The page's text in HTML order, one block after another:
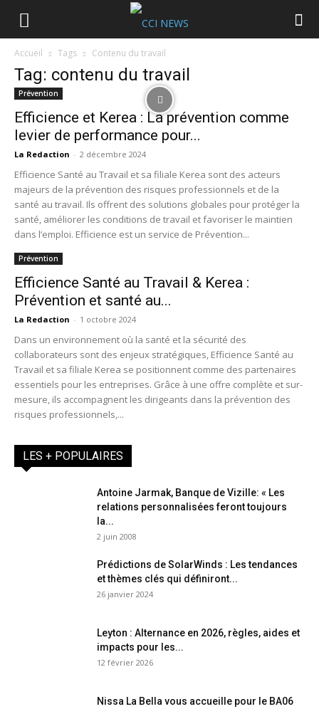
Accueil Tags Contenu du travail
Tag: contenu du travail
Prévention
Efficience et Kerea : La prévention comme
levier de performance pour...
La Redaction - 2 décembre 2024
Efficience Santé au Travail et sa filiale Kerea sont des acteurs
majeurs de la prévention des risques professionnels et de la
santé au travail. Ils offrent des solutions globales pour protéger la
santé, améliorer les conditions de travail et favoriser le maintien
dans l’emploi. Efficience est un service de Prévention...
Prévention
Efficience Santé au Travail & Kerea :
Prévention et santé au...
La Redaction - 1 octobre 2024
Dans un environnement où la santé et la sécurité des
collaborateurs sont des enjeux stratégiques, Efficience Santé au
Travail et sa filiale Kerea se positionnent comme des partenaires
essentiels pour les entreprises. Grâce à une offre complète et sur-
mesure, ils accompagnent les dirigeants dans la prévention des
risques professionnels,...
LES + POPULAIRES
Antoine Jarmak, Banque de Vizille: « Les
relations personnalisées feront toujours
la...
2 juin 2008
Prédictions de SolarWinds : Les tendances
et thèmes clés qui définiront...
26 janvier 2024
Leyton : Alternance en 2026, règles, aides et
impacts pour les...
12 février 2026
Nissa La Bella vous accueille pour le BA06